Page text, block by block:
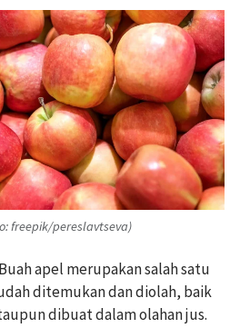
freepik/pereslavtseva)
apel merupakan salah satu
ditemukan dan diolah, baik
dibuat dalam olahan jus.